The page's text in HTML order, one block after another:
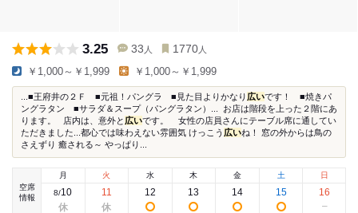
3.25 33 人 1770 人
￥1,000～￥1,999 ￥1,000～￥1,999
...■王府井の２Ｆ ■元祖！パングラ ■見た目よりかなり 広いです！ ■焼きパ
ングラタン ■サラダ＆スープ（パングラタン）... お店は階段を上った２階にあ
ります。 店内は、意外と 広いです。 女性の店員さんにテーブル席に通してい
ただきました...都心では味わえない雰囲気 けっこう 広いね！ 窓の外からは鳥の
さえずり 癒される～ やっぱり...
空席
情報
月
8/10
火
11
水
12
木
13
金
14
土
15
日
16